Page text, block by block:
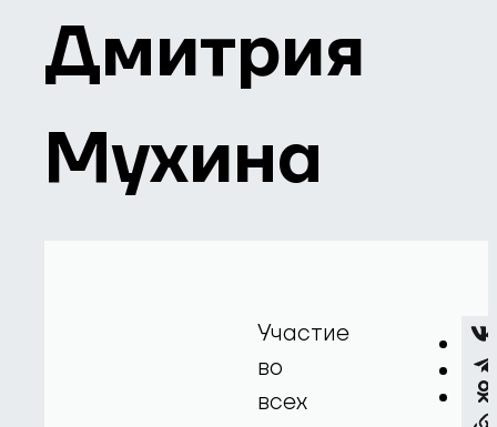
Дмитрия
Мухина
Участие
во
всех